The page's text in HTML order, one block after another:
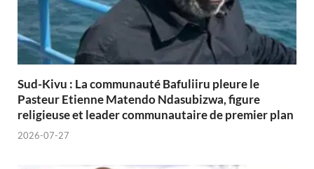
Sud-Kivu : La communauté Bafuliiru pleure le
Pasteur Etienne Matendo Ndasubizwa, figure
religieuse et leader communautaire de premier plan
2026-07-27